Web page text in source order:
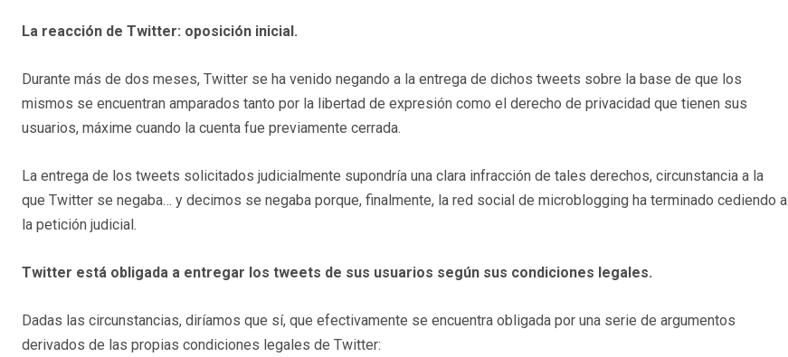
La reacción de Twitter: oposición inicial.
Durante más de dos meses, Twitter se ha venido negando a la entrega de dichos tweets sobre la base de que los
mismos se encuentran amparados tanto por la libertad de expresión como el derecho de privacidad que tienen sus
usuarios, máxime cuando la cuenta fue previamente cerrada.
La entrega de los tweets solicitados judicialmente supondría una clara infracción de tales derechos, circunstancia a la
que Twitter se negaba… y decimos se negaba porque, finalmente, la red social de microblogging ha terminado cediendo a
la petición judicial.
Twitter está obligada a entregar los tweets de sus usuarios según sus condiciones legales.
Dadas las circunstancias, diríamos que sí, que efectivamente se encuentra obligada por una serie de argumentos
derivados de las propias condiciones legales de Twitter: